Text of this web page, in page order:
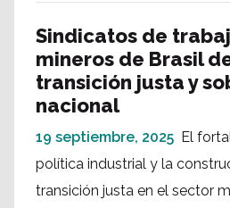
Sindicatos de
mineros de Brasil
transición justa y
nacional
19 septiembre, 2025 El
política industrial y la
transición justa en el sector